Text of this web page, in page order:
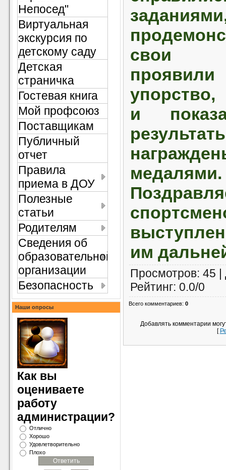
Непосед"
Виртуальная
экскурсия по
детскому саду
Детская
страничка
Гостевая книга
Мой профсоюз
Поставщикам
Публичный
отчет
Правила
приема в ДОУ
Полезные
статьи
Родителям
Сведения об
образовательной
организации
Безопасность
Наши опросы
Как вы
оцениваете
работу
администрации?
Отлично
Хорошо
Удовлетворительно
Плохо
свои
и
медалями.
им
Просмотров: 45 |
Рейтинг: 0.0/0
Всего комментариев: 0
Добавлять комментарии
[